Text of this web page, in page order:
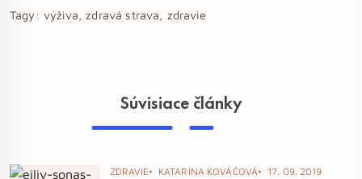
Tagy: výživa, zdravá strava, zdravie
Súvisiace články
ZDRAVIE KATARÍNA KOVÁČOVÁ 17. 09. 2019